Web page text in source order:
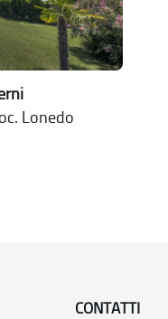
Lonedo
CONTATTI